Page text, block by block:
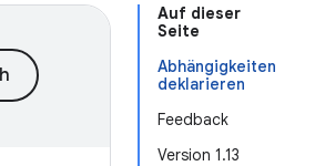
Auf dieser
Seite
Abhängigkeiten
deklarieren
Feedback
Version 1.13